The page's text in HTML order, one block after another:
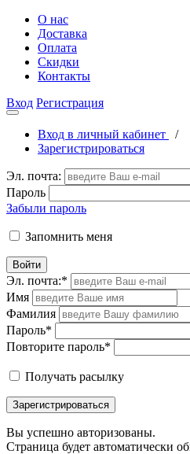
О нас
Доставка
Оплата
Скидки
Контакты
Вход Регистрация
Вход в личный кабинет
/
Зарегистрироваться
Эл. почта:
Пароль
Забыли пароль
Запомнить меня
Войти
Эл. почта:*
Имя
Фамилия
Пароль*
Повторите пароль*
Получать расылку
Зарегистрироваться
Вы успешно авторизованы.
Страница будет автоматически